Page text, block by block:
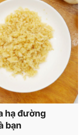
hạ đường
bạn